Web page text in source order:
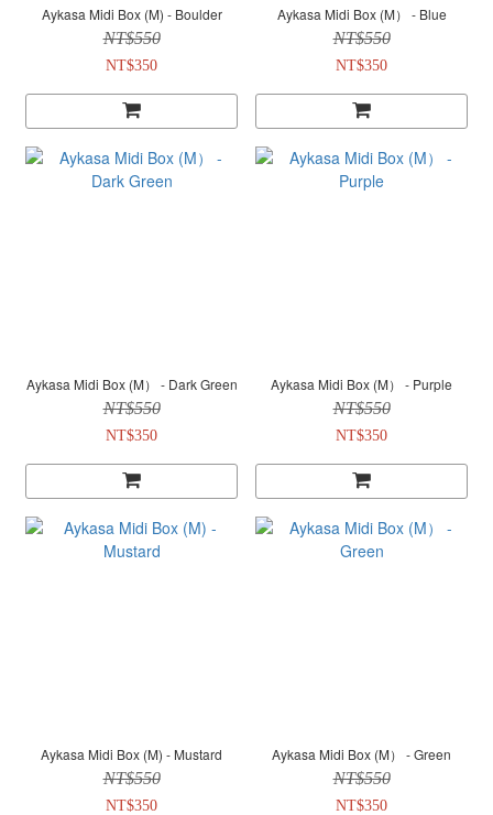
Aykasa Midi Box (M) - Boulder
NT$550
NT$350
Aykasa Midi Box (M） - Blue
NT$550
NT$350
Aykasa Midi Box (M） - Dark Green
NT$550
NT$350
Aykasa Midi Box (M） - Purple
NT$550
NT$350
Aykasa Midi Box (M) - Mustard
NT$550
NT$350
Aykasa Midi Box (M） - Green
NT$550
NT$350